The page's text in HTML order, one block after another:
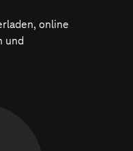
online
und